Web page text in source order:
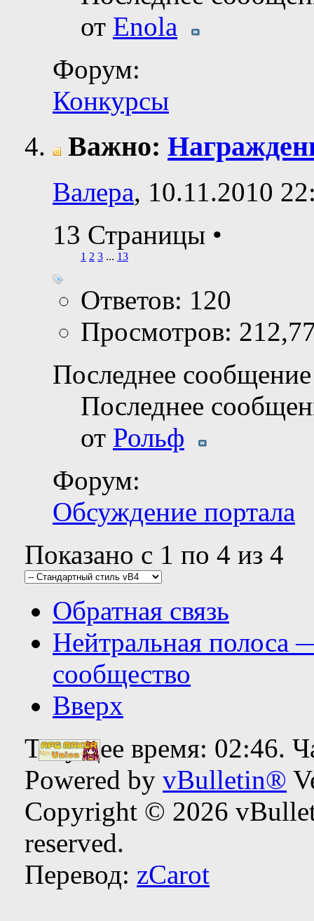
от Enola
Форум:
Конкурсы
Важно:
Валера, 10.11.2010
13 Страницы •
1 2 3 ... 13
Ответов: 120
Просмотров:
Последнее
Последнее
от Рольф
Форум:
Обсуждение портала
Показано с 1 по 4 из 4
Обратная связь
Нейтральная полоса
сообщество
Вверх
Текущее время: 02:46.
Powered by vBulletin®
Copyright © 2026
reserved.
Перевод: zCarot